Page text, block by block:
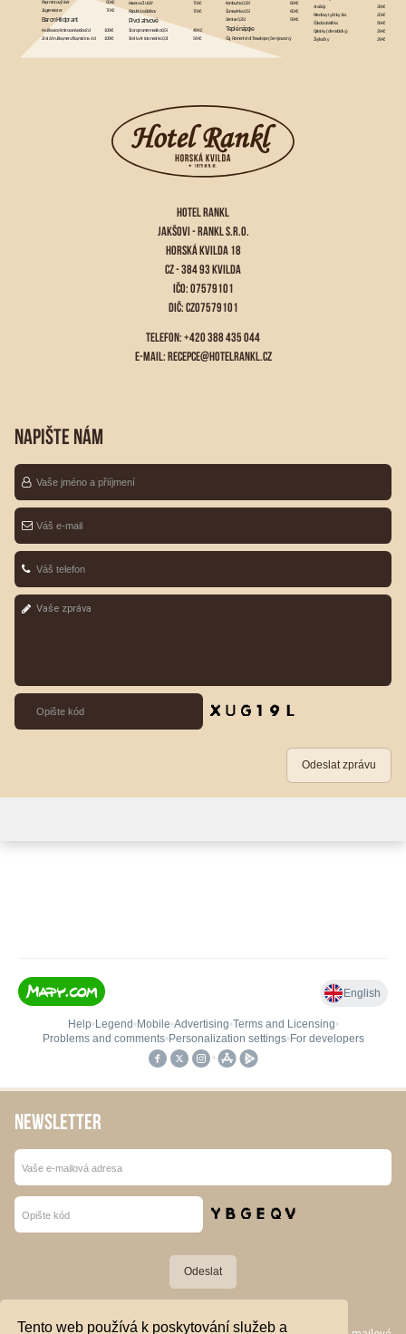
Tento web používá k poskytování služeb a
HOTEL RANKL
JAKŠOVI - RANKL S.R.O.
HORSKÁ KVILDA 18
CZ - 384 93 KVILDA
IČO: 07579101
DIČ: CZ07579101
TELEFON: +420 388 435 044
E-MAIL:RECEPCE@HOTELRANKL.CZ
NAPIŠTE NÁM
NEWSLETTER